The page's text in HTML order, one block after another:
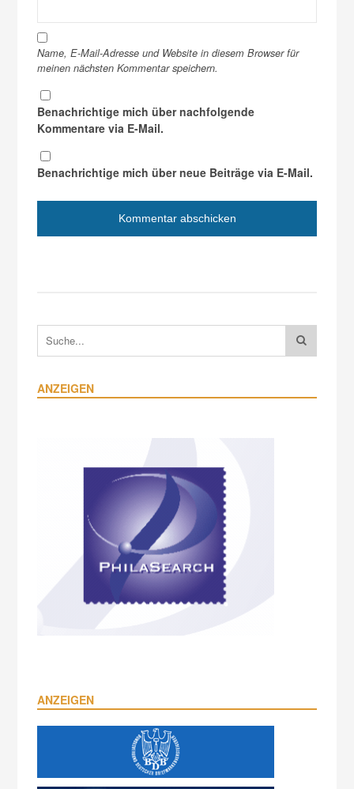
Name, E-Mail-Adresse und Website in diesem Browser für
meinen nächsten Kommentar speichern.
Benachrichtige mich über nachfolgende
Kommentare via E-Mail.
Benachrichtige mich über neue Beiträge via E-Mail.
ANZEIGEN
ANZEIGEN